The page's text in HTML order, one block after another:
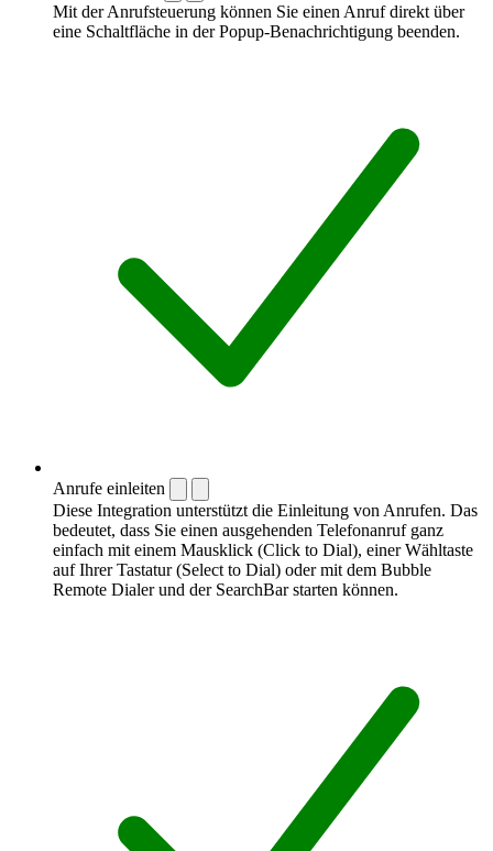
Mit der Anrufsteuerung können Sie einen Anruf direkt über
eine Schaltfläche in der Popup-Benachrichtigung beenden.
Anrufe einleiten
Diese Integration unterstützt die Einleitung von Anrufen. Das
bedeutet, dass Sie einen ausgehenden Telefonanruf ganz
einfach mit einem Mausklick (Click to Dial), einer Wähltaste
auf Ihrer Tastatur (Select to Dial) oder mit dem Bubble
Remote Dialer und der SearchBar starten können.